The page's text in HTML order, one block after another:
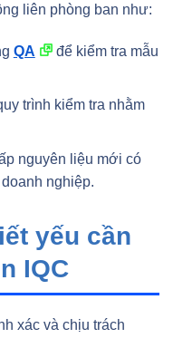
liên phòng ban như:
QA
để kiểm tra mẫu
trình kiểm tra nhằm
nguyên liệu mới có
nghiệp.
yếu cần
IQC
xác và chịu trách